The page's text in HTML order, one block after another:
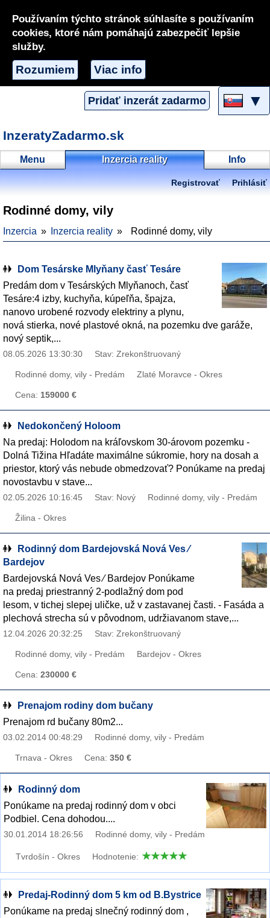
Používaním týchto stránok súhlasíte s používaním
cookies, ktoré nám pomáhajú zabezpečiť lepšie
služby.
Rozumiem Viac info
Pridať inzerát zadarmo ▼
InzeratyZadarmo.sk
Menu Inzercia reality Info
Registrovať Prihlásiť
Rodinné domy, vily
Inzercia Inzercia reality Rodinné domy, vily
Dom Tesárske Mlyňany časť Tesáre
Predám dom v Tesárských Mlyňanoch, časť
Tesáre:4 izby, kuchyňa, kúpeľňa, špajza,
nanovo urobené rozvody elektriny a plynu,
nová stierka, nové plastové okná, na pozemku dve garáže,
nový septik,...
08.05.2026 13:30:30 Stav: Zrekonštruovaný
Rodinné domy, vily - Predám Zlaté Moravce - Okres
Cena: 159000 €
Nedokončený Holoom
Na predaj: Holodom na kráľovskom 30-árovom pozemku -
Dolná Tižina Hľadáte maximálne súkromie, hory na dosah a
priestor, ktorý vás nebude obmedzovať? Ponúkame na predaj
novostavbu v stave...
02.05.2026 10:16:45 Stav: Nový Rodinné domy, vily - Predám
Žilina - Okres
Rodinný dom Bardejovská Nová Ves ∕
Bardejov
Bardejovská Nová Ves ∕ Bardejov Ponúkame
na predaj priestranný 2-podlažný dom pod
lesom, v tichej slepej uličke, už v zastavanej časti. - Fasáda a
plechová strecha sú v pôvodnom, udržiavanom stave,...
12.04.2026 20:32:25 Stav: Zrekonštruovaný
Rodinné domy, vily - Predám Bardejov - Okres
Cena: 230000 €
Prenajom rodiny dom bučany
Prenajom rd bučany 80m2...
03.02.2014 00:48:29 Rodinné domy, vily - Predám
Trnava - Okres Cena: 350 €
Rodinný dom
Ponúkame na predaj rodinný dom v obci
Podbiel. Cena dohodou....
30.01.2014 18:26:56 Rodinné domy, vily - Predám
Tvrdošín - Okres Hodnotenie:
Predaj-Rodinný dom 5 km od B.Bystrice
Ponúkame na predaj slnečný rodinný dom ,